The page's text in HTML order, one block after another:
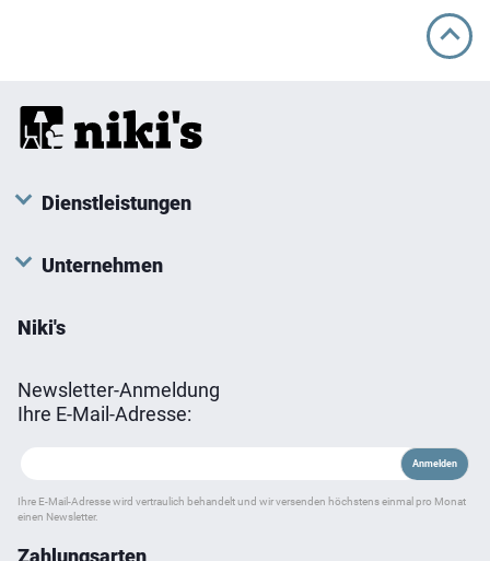
Dienstleistungen
Unternehmen
Niki's
Newsletter-Anmeldung
Ihre E-Mail-Adresse:
Ihre E-Mail-Adresse wird vertraulich behandelt und wir versenden höchstens einmal pro Monat
einen Newsletter.
Zahlungsarten